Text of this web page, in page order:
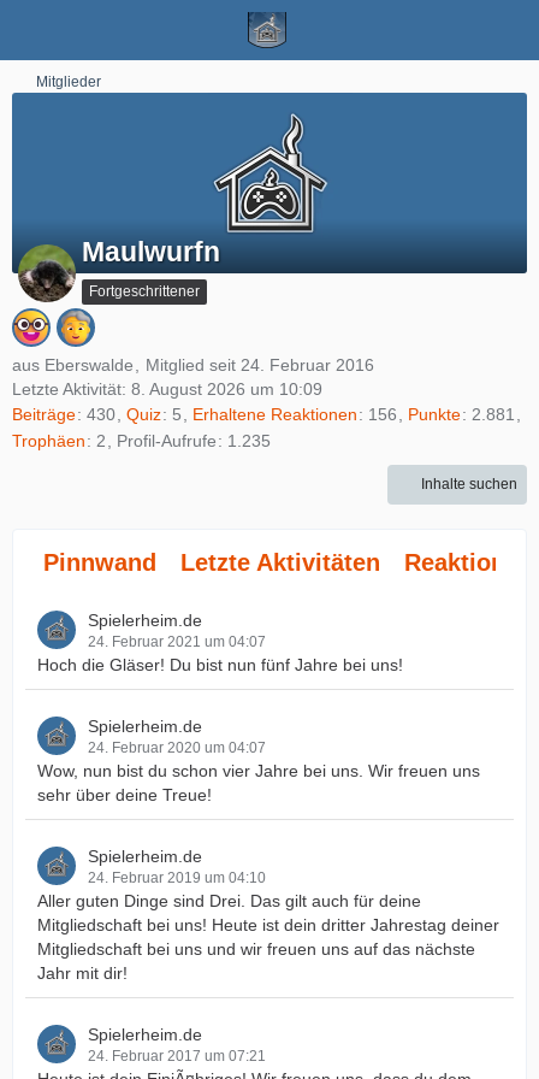
Mitglieder
Maulwurfn
Fortgeschrittener
aus Eberswalde
Mitglied seit 24. Februar 2016
Letzte Aktivität: 8. August 2026 um 10:09
Beiträge 430 Quiz 5 Erhaltene Reaktionen 156 Punkte 2.881
Trophäen
2 Profil-Aufrufe 1.235
Inhalte suchen
Pinnwand Letzte Aktivitäten Reaktionen
Spielerheim.de
24. Februar 2021 um 04:07
Hoch die Gläser! Du bist nun fünf Jahre bei uns!
Spielerheim.de
24. Februar 2020 um 04:07
Wow, nun bist du schon vier Jahre bei uns. Wir freuen uns
sehr über deine Treue!
Spielerheim.de
24. Februar 2019 um 04:10
Aller guten Dinge sind Drei. Das gilt auch für deine
Mitgliedschaft bei uns! Heute ist dein dritter Jahrestag deiner
Mitgliedschaft bei uns und wir freuen uns auf das nächste
Jahr mit dir!
Spielerheim.de
24. Februar 2017 um 07:21